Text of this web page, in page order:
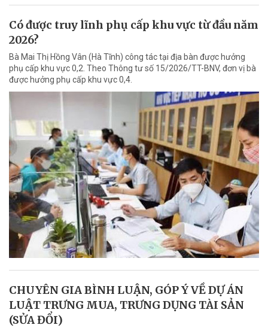
Có được truy lĩnh phụ cấp khu vực từ đầu năm
2026?
Bà Mai Thị Hồng Vân (Hà Tĩnh) công tác tại địa bàn được hưởng
phụ cấp khu vực 0,2. Theo Thông tư số 15/2026/TT-BNV, đơn vị bà
được hưởng phụ cấp khu vực 0,4.
CHUYÊN GIA BÌNH LUẬN, GÓP Ý VỀ DỰ ÁN
LUẬT TRƯNG MUA, TRƯNG DỤNG TÀI SẢN
(SỬA ĐỔI)